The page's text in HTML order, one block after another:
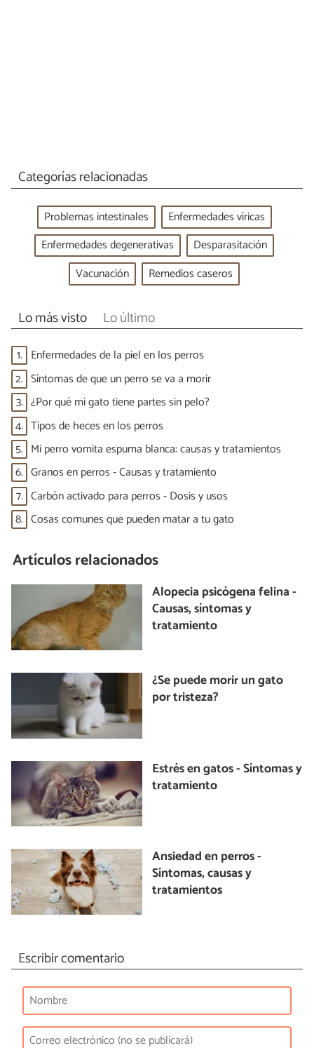
Categorías relacionadas
Problemas intestinales
Enfermedades víricas
Enfermedades degenerativas
Desparasitación
Vacunación
Remedios caseros
Lo más visto Lo último
1. Enfermedades de la piel en los perros
2. Síntomas de que un perro se va a morir
3. ¿Por qué mi gato tiene partes sin pelo?
4. Tipos de heces en los perros
5. Mi perro vomita espuma blanca: causas y tratamientos
6. Granos en perros - Causas y tratamiento
7. Carbón activado para perros - Dosis y usos
8. Cosas comunes que pueden matar a tu gato
Artículos relacionados
Alopecia psicógena felina -
Causas, síntomas y
tratamiento
¿Se puede morir un gato
por tristeza?
Estrés en gatos - Síntomas y
tratamiento
Ansiedad en perros -
Síntomas, causas y
tratamientos
Escribir comentario